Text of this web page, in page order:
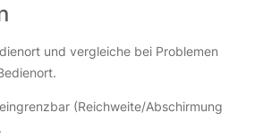
und vergleiche bei Problemen
(Reichweite/Abschirmung